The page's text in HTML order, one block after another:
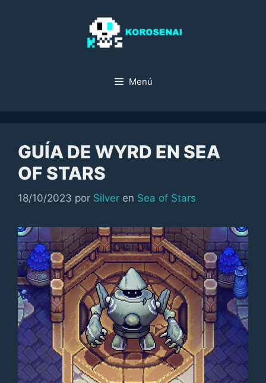
Menú
GUÍA DE WYRD EN SEA
OF STARS
18/10/2023 por Silver en Categorías
Sea of Stars